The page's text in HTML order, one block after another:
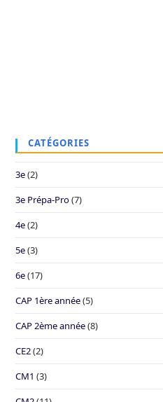
CATÉGORIES
3e(2)
3e Prépa-Pro(7)
4e(2)
5e(3)
6e(17)
CAP 1ère année(5)
CAP 2ème année(8)
CE2(2)
CM1 (3)